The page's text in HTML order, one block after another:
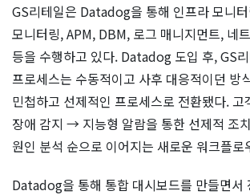
GS리테일은 Datadog을 통해 인프라 모니
모니터링, APM, DBM, 로그 매니지먼트, 네
등을 수행하고 있다. Datadog 도입 후, GS
프로세스는 수동적이고 사후 대응적이던 방
민첩하고 선제적인 프로세스로 전환됐다. 고
장애 감지 → 지능형 알람을 통한 선제적 조
원인 분석 순으로 이어지는 새로운 워크플로
Datadog을 통해 통합 대시보드를 만들면서